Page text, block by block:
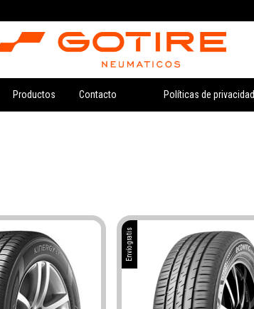
Productos Contacto Políticas de privacidad
Envío gratis